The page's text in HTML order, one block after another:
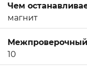
Чем
магнит
Межпроверочный
10